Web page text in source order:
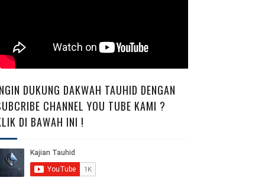
DUKUNG DAKWAH TAUHID DENGAN
CHANNEL YOU TUBE KAMI ?
DI BAWAH INI !